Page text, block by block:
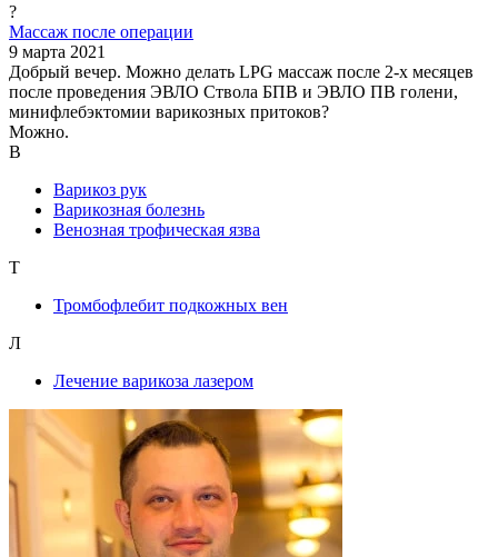
?
Массаж после операции
9 марта 2021
Добрый вечер. Можно делать LPG массаж после 2-х месяцев
после проведения ЭВЛО Ствола БПВ и ЭВЛО ПВ голени,
минифлебэктомии варикозных притоков?
Можно.
В
Варикоз рук
Варикозная болезнь
Венозная трофическая язва
Т
Тромбофлебит подкожных вен
Л
Лечение варикоза лазером